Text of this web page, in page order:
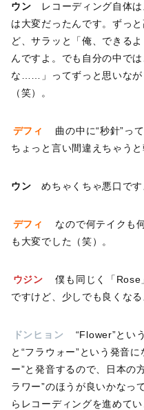
ウン レコーディング自体は
は大変だったんです。ずっ
ど、サラッと「俺、できる
んですよ。でも自分の中で
な……」ってずっと思いなが
（笑）。
デフィ
曲の中に“秒針”っ
ちょっと言い間違えちゃう
ウン めちゃくちゃ悪口です
デフィ
なので何テイクも
も大変でした（笑）。
ウジン
僕も同じく「Rose
ですけど、少しでも良くなる
ドンヒョン
“Flower”とい
と“フラウォー”という発音
ー”と発音するので、日本の
ラワー”のほうが良いかなっ
らレコーディングを進めてい